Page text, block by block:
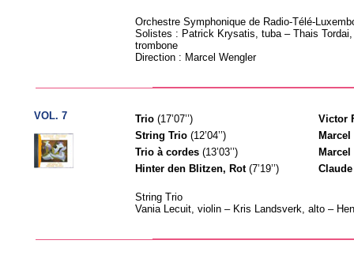
Orchestre Symphonique de Radio-Télé-
Solistes : Patrick Krysatis, tuba – Thais
trombone
Direction : Marcel Wengler
VOL. 7 Trio (17’07’’)
Victor
String Trio (12’04’’)
Trio à cordes (13’03’’)
Marcel
Hinter den Blitzen, Rot (7’19’’)
String Trio
Vania Lecuit, violin – Kris Landsverk, alto –